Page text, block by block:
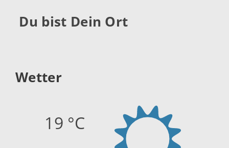
Du bist Dein Ort
Wetter
19 °C